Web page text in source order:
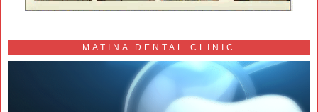
MATINA DENTAL CLINIC